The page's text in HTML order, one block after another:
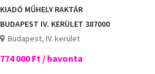
KIADÓ MŰHELY RAKTÁR
BUDAPEST IV. KERÜLET 387000
Budapest, IV. kerület
774 000 Ft / havonta